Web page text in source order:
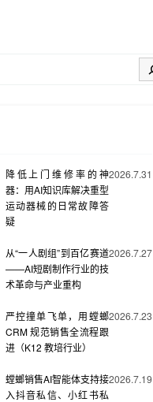
降低上门维修率的神
器：用AI知识库解决重型
运动器械的日常故障答
疑
2026.7.31
从“一人剧组”到百亿赛道
——AI短剧制作行业的技
术革命与产业重构
2026.7.27
严控撞单飞单，用螳螂
CRM 规范销售全流程跟
进（K12 教培行业）
2026.7.23
螳螂销售AI智能体支持接
入抖音私信、小红书私
2026.7.19